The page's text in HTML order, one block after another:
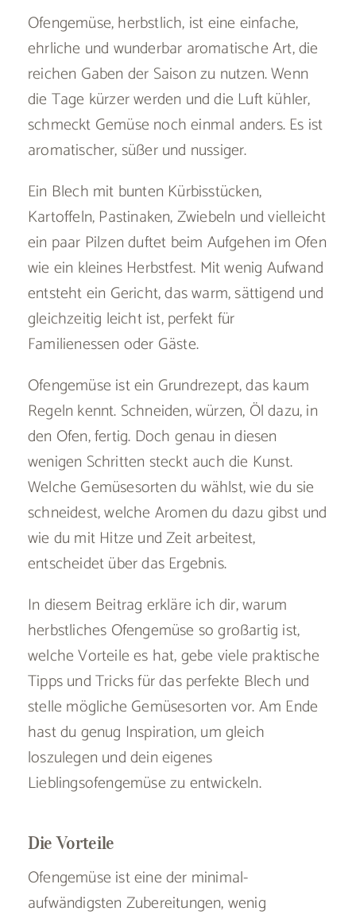
Ofengemüse, herbstlich, ist eine einfache,
ehrliche und wunderbar aromatische Art, die
reichen Gaben der Saison zu nutzen. Wenn
die Tage kürzer werden und die Luft kühler,
schmeckt Gemüse noch einmal anders. Es ist
aromatischer, süßer und nussiger.
Ein Blech mit bunten Kürbisstücken,
Kartoffeln, Pastinaken, Zwiebeln und vielleicht
ein paar Pilzen duftet beim Aufgehen im Ofen
wie ein kleines Herbstfest. Mit wenig Aufwand
entsteht ein Gericht, das warm, sättigend und
gleichzeitig leicht ist, perfekt für
Familienessen oder Gäste.
Ofengemüse ist ein Grundrezept, das kaum
Regeln kennt. Schneiden, würzen, Öl dazu, in
den Ofen, fertig. Doch genau in diesen
wenigen Schritten steckt auch die Kunst.
Welche Gemüsesorten du wählst, wie du sie
schneidest, welche Aromen du dazu gibst und
wie du mit Hitze und Zeit arbeitest,
entscheidet über das Ergebnis.
In diesem Beitrag erkläre ich dir, warum
herbstliches Ofengemüse so großartig ist,
welche Vorteile es hat, gebe viele praktische
Tipps und Tricks für das perfekte Blech und
stelle mögliche Gemüsesorten vor. Am Ende
hast du genug Inspiration, um gleich
loszulegen und dein eigenes
Lieblingsofengemüse zu entwickeln.
Die Vorteile
Ofengemüse ist eine der minimal-
aufwändigsten Zubereitungen, wenig